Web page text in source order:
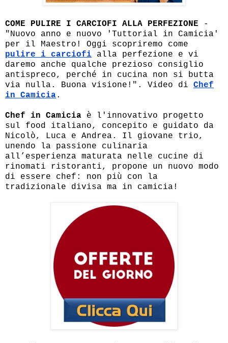
COME PULIRE I CARCIOFI ALLA PERFEZIONE -
"Nuovo anno e nuovo 'Tuttorial in Camicia'
per il Maestro! Oggi scopriremo come
pulire i carciofi alla perfezione e vi
daremo anche qualche prezioso consiglio
antispreco, perché in cucina non si butta
via nulla. Buona visione!". Video di Chef
in Camicia.
Chef in Camicia è l'innovativo progetto
sul food italiano, concepito e guidato da
Nicolò, Luca e Andrea. Il giovane trio,
unendo la passione culinaria
all’esperienza maturata nelle cucine di
rinomati ristoranti, propone un nuovo modo
di essere chef: non più con la
tradizionale divisa ma in camicia!